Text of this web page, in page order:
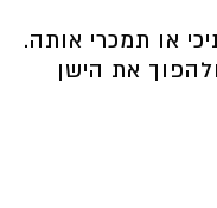
או תמכרי אותה.
את הישן